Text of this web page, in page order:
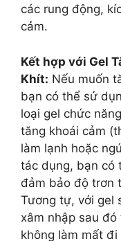
các rung động,
cảm.
Kết hợp với Gel
Khít: Nếu muốn
bạn có thể sử
loại gel chức
tăng khoái cảm
làm lạnh hoặc
tác dụng, bạn có
đảm bảo độ trơn
Tương tự, với gel
xâm nhập sau
không làm mất